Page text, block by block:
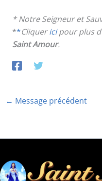
* Notre Seigneur et
**Cliquericipour plus
Saint Amour.
← Message précédent